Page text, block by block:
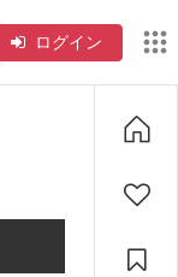
ログイン